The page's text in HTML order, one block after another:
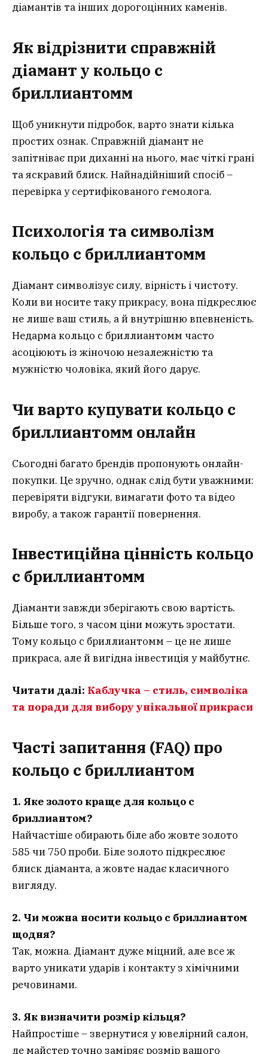
діамантів та інших дорогоцінних каменів.
Як відрізнити справжній
діамант у кольцо с
бриллиантомм
Щоб уникнути підробок, варто знати кілька
простих ознак. Справжній діамант не
запітніває при диханні на нього, має чіткі грані
та яскравий блиск. Найнадійніший спосіб –
перевірка у сертифікованого гемолога.
Психологія та символізм
кольцо с бриллиантомм
Діамант символізує силу, вірність і чистоту.
Коли ви носите таку прикрасу, вона підкреслює
не лише ваш стиль, а й внутрішню впевненість.
Недарма кольцо с бриллиантомм часто
асоціюють із жіночою незалежністю та
мужністю чоловіка, який його дарує.
Чи варто купувати кольцо с
бриллиантомм онлайн
Сьогодні багато брендів пропонують онлайн-
покупки. Це зручно, однак слід бути уважними:
перевіряти відгуки, вимагати фото та відео
виробу, а також гарантії повернення.
Інвестиційна цінність кольцо
с бриллиантомм
Діаманти завжди зберігають свою вартість.
Більше того, з часом ціни можуть зростати.
Тому кольцо с бриллиантомм – це не лише
прикраса, але й вигідна інвестиція у майбутнє.
Читати далі: Каблучка – стиль, символіка
та поради для вибору унікальної прикраси
Часті запитання (FAQ) про
кольцо с бриллиантом
1. Яке золото краще для кольцо с
бриллиантом?
Найчастіше обирають біле або жовте золото
585 чи 750 проби. Біле золото підкреслює
блиск діаманта, а жовте надає класичного
вигляду.
2. Чи можна носити кольцо с бриллиантом
щодня?
Так, можна. Діамант дуже міцний, але все ж
варто уникати ударів і контакту з хімічними
речовинами.
3. Як визначити розмір кільця?
Найпростіше – звернутися у ювелірний салон,
де майстер точно заміряє розмір вашого